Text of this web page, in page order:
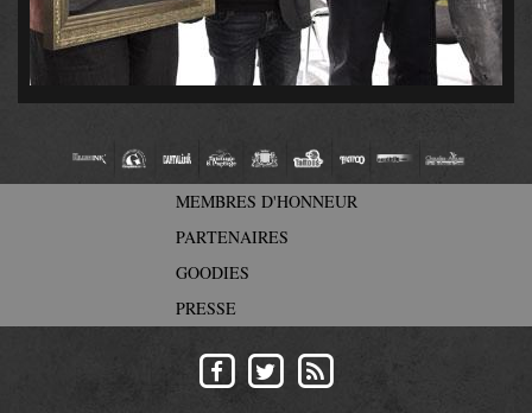
MEMBRES D'HONNEUR
PARTENAIRES
GOODIES
PRESSE